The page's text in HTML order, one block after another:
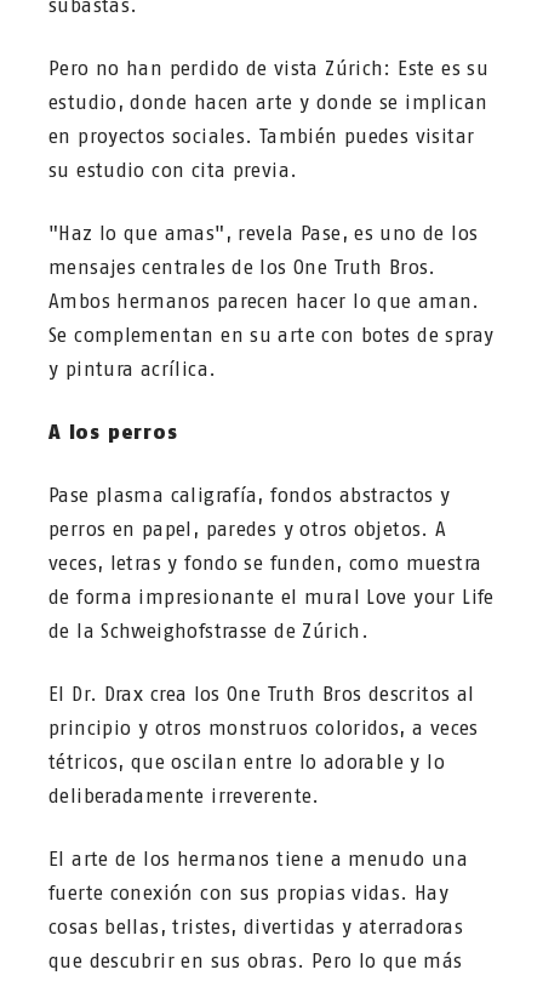
subastas.
Pero no han perdido de vista Zúrich: Este es su
estudio, donde hacen arte y donde se implican
en proyectos sociales. También puedes visitar
su estudio con cita previa.
"Haz lo que amas", revela Pase, es uno de los
mensajes centrales de los One Truth Bros.
Ambos hermanos parecen hacer lo que aman.
Se complementan en su arte con botes de spray
y pintura acrílica.
A los perros
Pase plasma caligrafía, fondos abstractos y
perros en papel, paredes y otros objetos. A
veces, letras y fondo se funden, como muestra
de forma impresionante el mural Love your Life
de la Schweighofstrasse de Zúrich.
El Dr. Drax crea los One Truth Bros descritos al
principio y otros monstruos coloridos, a veces
tétricos, que oscilan entre lo adorable y lo
deliberadamente irreverente.
El arte de los hermanos tiene a menudo una
fuerte conexión con sus propias vidas. Hay
cosas bellas, tristes, divertidas y aterradoras
que descubrir en sus obras. Pero lo que más